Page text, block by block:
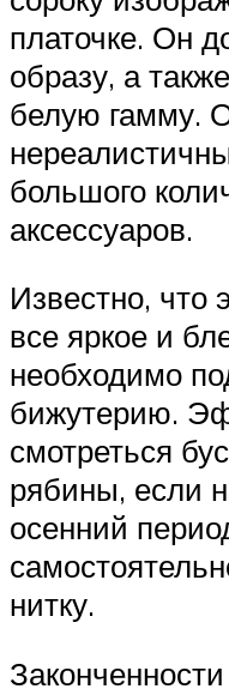
платочке. Он
образу, а
белую гамму.
большого
аксессуаров.
Известно, что
все яркое и
необходимо
бижутерию.
смотреться
рябины, если
осенний
нитку.